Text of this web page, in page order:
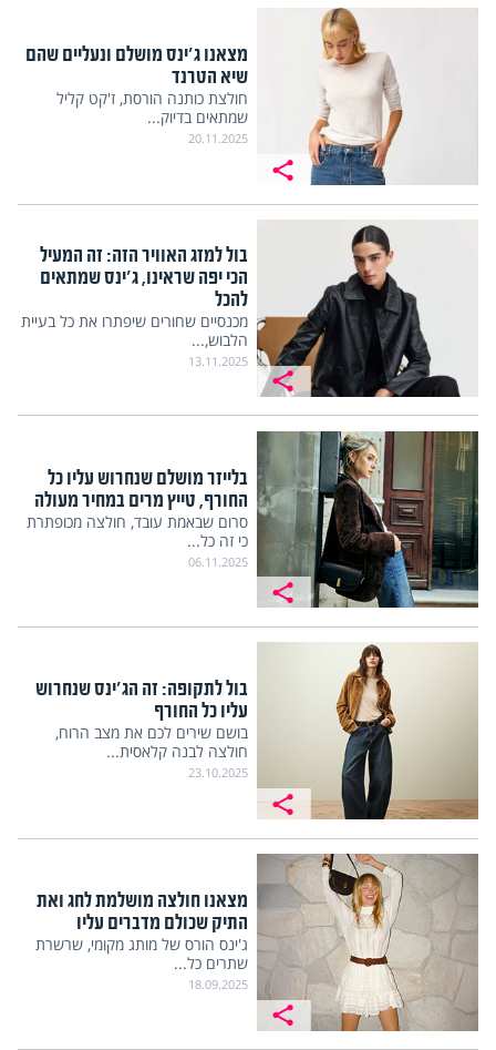
מצאנו ג'ינס מושלם ונעליים שהם
שיא הטרנד
חולצת כותנה הורסת, ז'קט קליל
שמתאים בדיוק...
20.11.2025
בול למזג האוויר הזה: זה המעיל
הכי יפה שראינו, ג'ינס שמתאים
להכל
מכנסיים שחורים שיפתרו את כל בעיית
הלבוש,...
13.11.2025
בלייזר מושלם שנחרוש עליו כל
החורף, טייץ מרים במחיר מעולה
סרום שבאמת עובד, חולצה מכופתרת
כי זה כל...
06.11.2025
בול לתקופה: זה הג'ינס שנחרוש
עליו כל החורף
בושם שירים לכם את מצב הרוח,
חולצה לבנה קלאסית...
23.10.2025
מצאנו חולצה מושלמת לחג ואת
התיק שכולם מדברים עליו
ג'ינס הורס של מותג מקומי, שרשרת
שתרים כל...
18.09.2025